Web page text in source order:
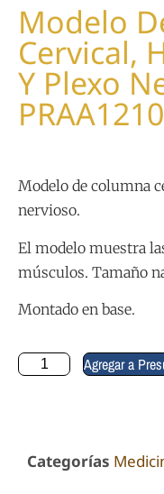
Modelo
Cervical,
Y Plexo
Modelo de columna
nervioso.
El modelo muestra
músculos. Tamaño
Montado en base.
Agregar a
Categorías